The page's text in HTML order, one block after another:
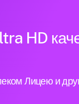
HD
Лицею и